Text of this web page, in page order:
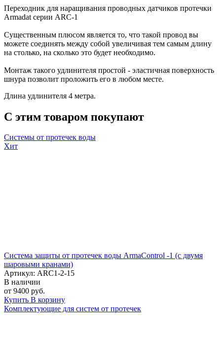
Переходник для наращивания проводных датчиков протечки
Armadat серии ARC-1
Существенным плюсом является то, что такой провод вы
можете соединять между собой увеличивая тем самым длину
на столько, на сколько это будет необходимо.
Монтаж такого удлинителя простой - эластичная поверхность
шнура позволит проложить его в любом месте.
Длина удлинителя 4 метра.
С этим товаром покупают
Системы от протечек воды
Хит
Система защиты от протечек воды ArmaControl -1 (с двумя
шаровыми кранами)
Артикул: ARC1-2-15
В наличии
от 9400 руб.
Купить В корзину
Комплектующие для систем от протечек